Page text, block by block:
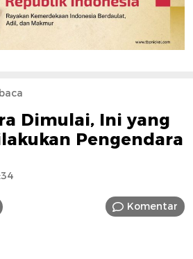
Dimulai, Ini yang
Pengendara
Komentar